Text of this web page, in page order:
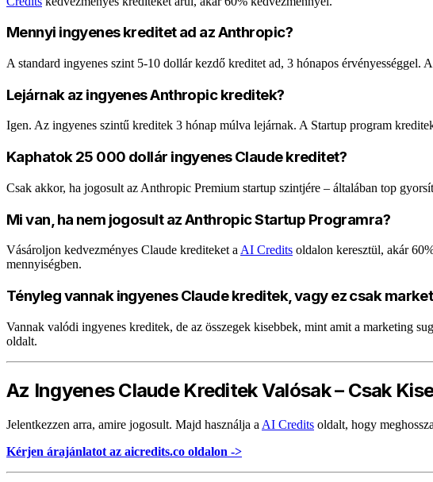
Mennyi ingyenes kreditet ad az Anthropic?
A standard ingyenes szint 5-10 dollár kezdő kreditet ad, 3 hónapos
Lejárnak az ingyenes Anthropic kreditek?
Igen. Az ingyenes szintű kreditek 3 hónap múlva lejárnak. A Startup program
Kaphatok 25 000 dollár ingyenes Claude kreditet?
Csak akkor, ha jogosult az Anthropic Premium startup szintjére – általában top
Mi van, ha nem jogosult az Anthropic Startup Programra?
Vásároljon kedvezményes Claude krediteket a AI Credits oldalon keresztül, akár
mennyiségben.
Tényleg vannak ingyenes Claude kreditek, vagy ez csak
Vannak valódi ingyenes kreditek, de az összegek kisebbek, mint amit a marketing
oldalt.
Az Ingyenes Claude Kreditek Valósak – Csak
Jelentkezzen arra, amire jogosult. Majd használja a AI Credits oldalt, hogy
Kérjen árajánlatot az aicredits.co oldalon ->